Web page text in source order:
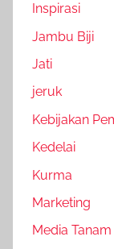
Inspirasi
Jambu Biji
Jati
jeruk
Kebijakan
Kedelai
Kurma
Marketing
Media Tanam